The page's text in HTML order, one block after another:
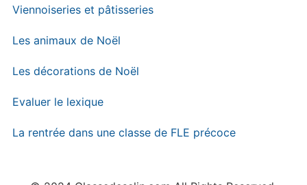
Viennoiseries et pâtisseries
Les animaux de Noël
Les décorations de Noël
Evaluer le lexique
La rentrée dans une classe de FLE précoce